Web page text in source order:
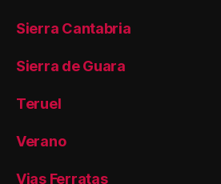
Sierra Cantabria
Sierra de Guara
Teruel
Verano
Vias Ferratas